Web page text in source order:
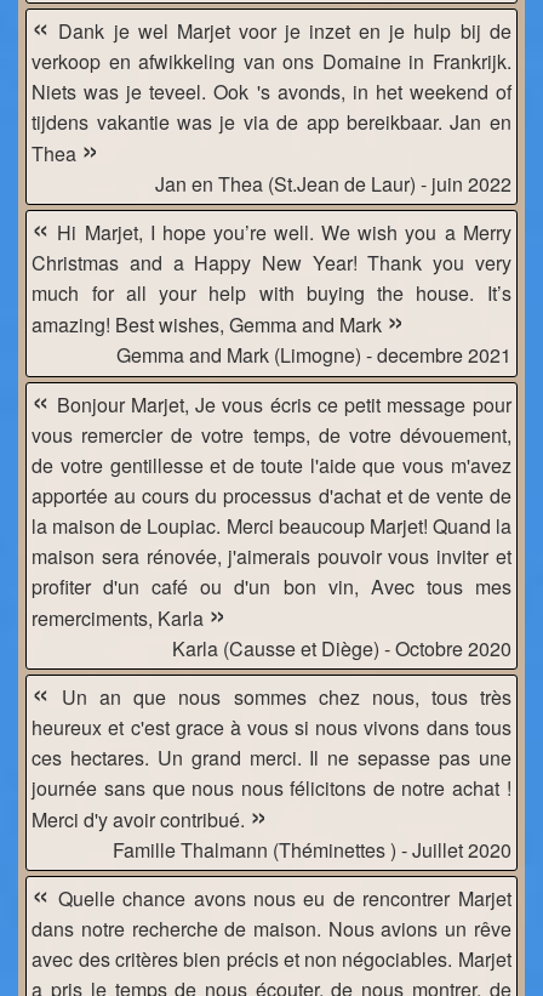
« Dank je wel Marjet voor je inzet en je hulp bij de
verkoop en afwikkeling van ons Domaine in Frankrijk.
Niets was je teveel. Ook 's avonds, in het weekend of
tijdens vakantie was je via de app bereikbaar. Jan en
Thea »
Jan en Thea (St.Jean de Laur) - juin 2022
« Hi Marjet, I hope you’re well. We wish you a Merry
Christmas and a Happy New Year! Thank you very
much for all your help with buying the house. It’s
amazing! Best wishes, Gemma and Mark »
Gemma and Mark (Limogne) - decembre 2021
« Bonjour Marjet, Je vous écris ce petit message pour
vous remercier de votre temps, de votre dévouement,
de votre gentillesse et de toute l'aide que vous m'avez
apportée au cours du processus d'achat et de vente de
la maison de Loupiac. Merci beaucoup Marjet! Quand la
maison sera rénovée, j'aimerais pouvoir vous inviter et
profiter d'un café ou d'un bon vin, Avec tous mes
remerciments, Karla »
Karla (Causse et Diège) - Octobre 2020
« Un an que nous sommes chez nous, tous très
heureux et c'est grace à vous si nous vivons dans tous
ces hectares. Un grand merci. Il ne sepasse pas une
journée sans que nous nous félicitons de notre achat !
Merci d'y avoir contribué. »
Famille Thalmann (Théminettes ) - Juillet 2020
« Quelle chance avons nous eu de rencontrer Marjet
dans notre recherche de maison. Nous avions un rêve
avec des critères bien précis et non négociables. Marjet
a pris le temps de nous écouter, de nous montrer, de